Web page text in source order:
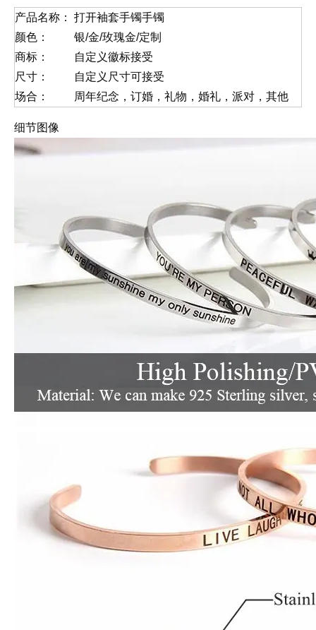
产品名称：
打开袖套手镯手镯
颜色：
银/金/玫瑰金/定制
商标：
自定义徽标接受
尺寸：
自定义尺寸可接受
场合：
周年纪念，订婚，礼物，婚礼，派对，其他
细节图像